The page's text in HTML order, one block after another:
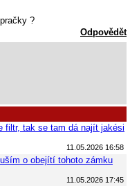
?
Odpovědět
filtr, tak se tam dá najít jakési
11.05.2026 16:58
o obejítí tohoto zámku
11.05.2026 17:45